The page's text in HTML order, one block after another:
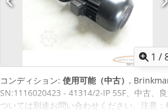
1 /
コンディション: 使用可能（中古） ,
SN:1116020423 - 41314/2-IP 55F、中古、
ついては別途お問い合わせください。注意